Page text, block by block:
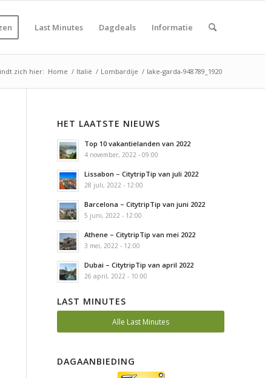
Last Minutes Dagdeals Informatie
zich hier: Home / Italië / Lombardije / lake-garda-948789_1920
HET LAATSTE NIEUWS
Top 10 vakantielanden van 2022
4 november, 2022 - 09:00
Lissabon – CitytripTip van juli 2022
28 juli, 2022 - 12:00
Barcelona – CitytripTip van juni 2022
5 juni, 2022 - 12:00
Athene – CitytripTip van mei 2022
3 mei, 2022 - 12:00
Dubai – CitytripTip van april 2022
26 april, 2022 - 10:00
LAST MINUTES
Alle Last Minutes
DAGAANBIEDING